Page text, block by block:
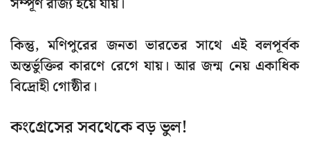
কিন্তু, মণিপুরের জনতা ভারতের সাথে এই বলপূর্বক
অন্তর্ভুক্তির কারণে রেগে যায়। আর জন্ম নেয় একাধিক
বিদ্রোহী গোষ্ঠীর।
কংগ্রেসের সবথেকে বড় ভুল!